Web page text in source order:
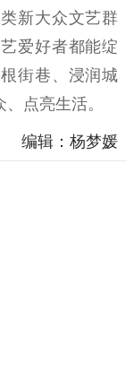
新大众文艺群
爱好者都能绽
街巷、浸润城
点亮生活。
编辑：杨梦媛